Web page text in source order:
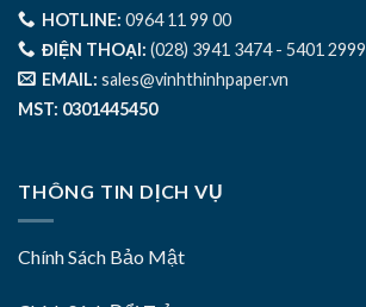
HOTLINE: 0964 11 99 00
ĐIỆN THOẠI: (028) 3941 3474 - 5401 2999
EMAIL: sales@vinhthinhpaper.vn
MST: 0301445450
THÔNG TIN DỊCH VỤ
Chính Sách Bảo Mật